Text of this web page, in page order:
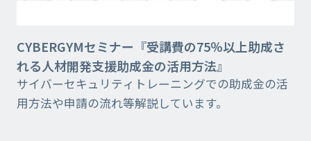
CYBERGYMセミナー『受講費の75％以上助成さ
れる人材開発支援助成金の活用方法』
サイバーセキュリティトレーニングでの助成金の活
用方法や申請の流れ等解説しています。